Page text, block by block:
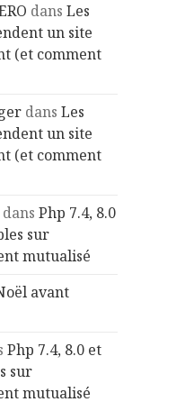
dansLes
un site
(et comment
dansLes
un site
(et comment
dansPhp 7.4, 8.0
sur
mutualisé
avant
Php 7.4, 8.0 et
sur
mutualisé